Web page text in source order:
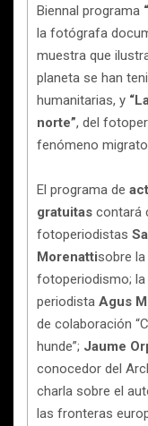
Biennal programa
la fotógrafa
muestra que
planeta se han
humanitarias, y
norte”, del
fenómeno
El programa de
gratuitas contará
fotoperiodistas
Morenattisobre
fotoperiodismo;
periodista Agus
de colaboración
hunde”; Jaume
conocedor del
charla sobre el
las fronteras